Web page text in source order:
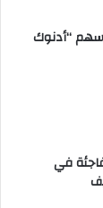
من أسهم “أدنوك
في